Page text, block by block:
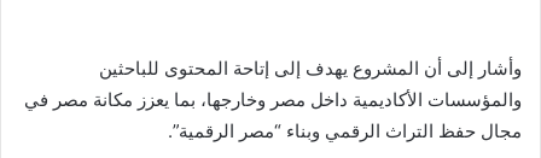
وأشار إلى أن المشروع يهدف إلى إتاحة المحتوى للباحثين
والمؤسسات الأكاديمية داخل مصر وخارجها، بما يعزز مكانة مصر في
مجال حفظ التراث الرقمي وبناء “مصر الرقمية”.